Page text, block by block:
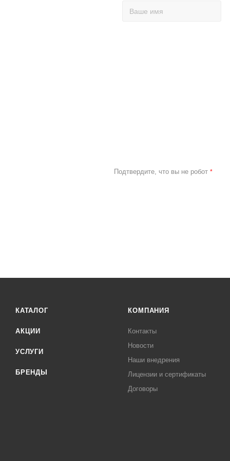
Подтвердите, что вы не робот *
КАТАЛОГ
АКЦИИ
УСЛУГИ
БРЕНДЫ
КОМПАНИЯ
Контакты
Новости
Наши внедрения
Лицензии и сертификаты
Договоры